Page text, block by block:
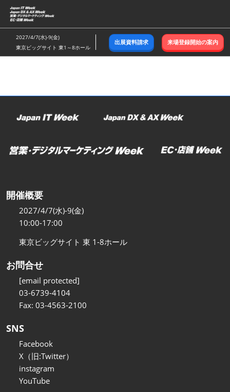
ス
キ
ッ
し
む
2027/4/7(水)-9(金)
東京ビッグサイト 東1～8ホール
出展資料請求 来場登録開始の案内
開催概要
2027/4/7(水)-9(金)
10:00-17:00
東京ビッグサイト 東 1-8ホール
お問合せ
[email protected]
03-6739-4104
Fax: 03-4563-2100
SNS
Facebook
X（旧:Twitter）
instagram
YouTube